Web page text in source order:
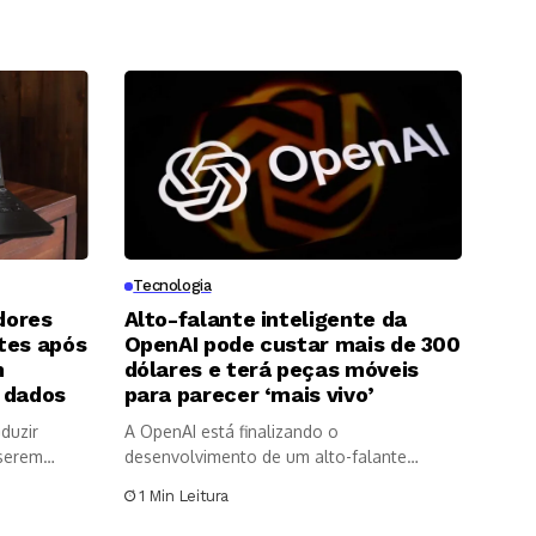
após
Tecnologia
Alto-falante inteligente da
OpenAI pode custar mais de 300
dólares e terá peças móveis
para parecer ‘mais vivo’
A OpenAI está finalizando o
desenvolvimento de um alto-falante
1 Min Leitura